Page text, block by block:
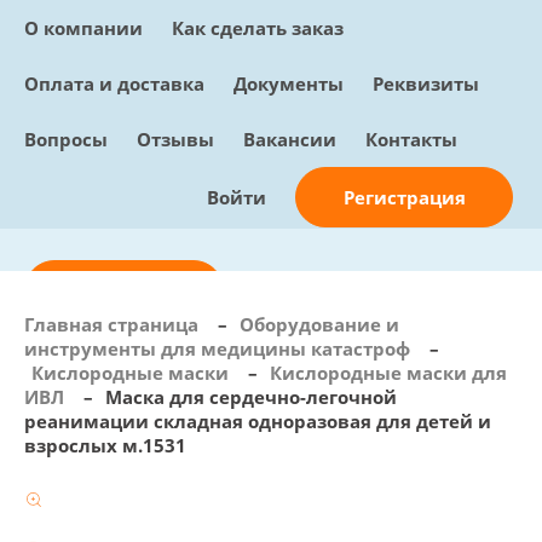
О компании Как сделать заказ
Оплата и доставка Документы Реквизиты
Вопросы Отзывы Вакансии Контакты
Войти Регистрация
info@sunmed.ru
Пн – Пт: с 10:00 - 18:00
+7 (495) 730-90-25
Перезвоните мне
Главная страница – Оборудование и
инструменты для медицины катастроф
–
Кислородные маски
– Кислородные маски для
ИВЛ
– Маска для сердечно-легочной
реанимации складная одноразовая для детей и
взрослых м.1531